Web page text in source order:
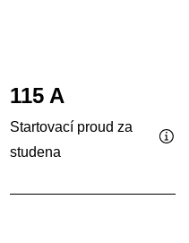
115 A
Startovací proud za
studena